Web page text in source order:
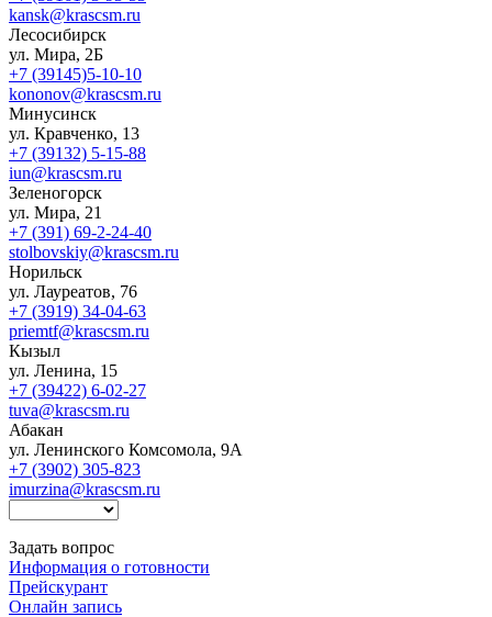
kansk@krascsm.ru
Лесосибирск
ул. Мира, 2Б
+7 (39145)5-10-10
kononov@krascsm.ru
Минусинск
ул. Кравченко, 13
+7 (39132) 5-15-88
iun@krascsm.ru
Зеленогорск
ул. Мира, 21
+7 (391) 69-2-24-40
stolbovskiy@krascsm.ru
Норильск
ул. Лауреатов, 76
+7 (3919) 34-04-63
priemtf@krascsm.ru
Кызыл
ул. Ленина, 15
+7 (39422) 6-02-27
tuva@krascsm.ru
Абакан
ул. Ленинского Комсомола, 9А
+7 (3902) 305-823
imurzina@krascsm.ru
Задать вопрос
Информация о готовности
Прейскурант
Онлайн запись